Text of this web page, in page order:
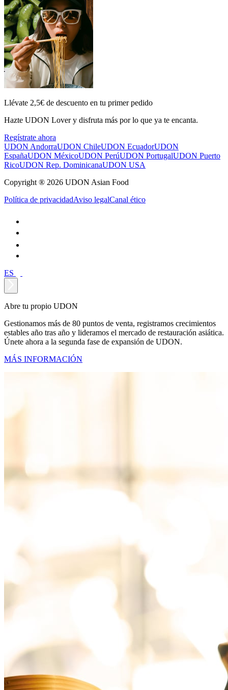
Llévate 2,5€ de descuento en tu primer pedido
Hazte UDON Lover y disfruta más por lo que ya te encanta.
Regístrate ahora
UDON AndorraUDON ChileUDON EcuadorUDON
EspañaUDON MéxicoUDON PerúUDON PortugalUDON Puerto
RicoUDON Rep. DominicanaUDON USA
Copyright ® 2026 UDON Asian Food
Política de privacidadAviso legalCanal ético
ES
Abre tu propio UDON
Gestionamos más de 80 puntos de venta, registramos crecimientos
estables año tras año y lideramos el mercado de restauración asiática.
Únete ahora a la segunda fase de expansión de UDON.
MÁS INFORMACIÓN